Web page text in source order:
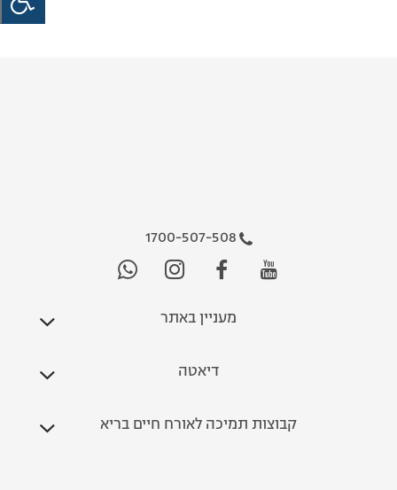
1700-507-508
מעניין באתר
דיאטה
קבוצות תמיכה לאורח חיים בריא